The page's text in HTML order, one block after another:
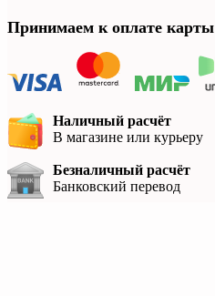
Принимаем к оплате карты
Наличный расчёт
В магазине или курьеру
Безналичный расчёт
Банковский перевод